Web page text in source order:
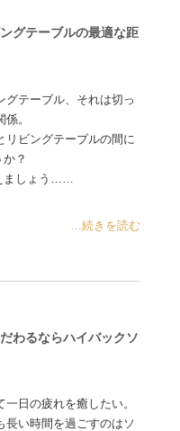
グテーブルの最適な距
グテーブル、それは切っ
。
リビングテーブルの間に
？
ましょう……
...続きを読む
わるならハイバックソ
一日の疲れを癒したい。
長い時間を過ごすのはソ